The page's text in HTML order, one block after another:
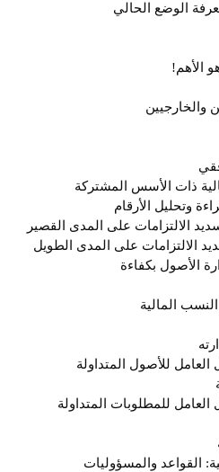
الوضع الحالي
الأهم!
والخارجيين
ذات الأسس المشتركة
وتحليل الأرقام
الالتزامات على المدى القصير
الالتزامات على المدى الطويل
الأصول بكفاءة
المالية
العامل للأصول المتداولة
العامل للمطلوبات المتداولة
القواعد والمسؤوليات